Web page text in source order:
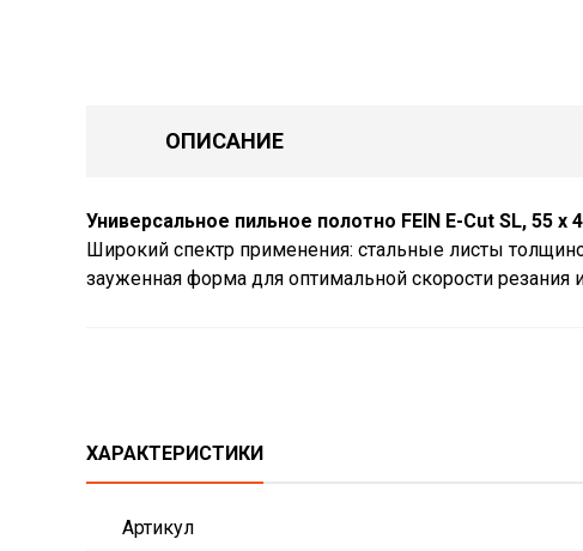
ОПИСАНИЕ
Универсальное пильное полотно FEIN E-Cut SL, 55 x
Широкий спектр применения: стальные листы
зауженная форма для оптимальной скорости резания
ХАРАКТЕРИСТИКИ
Артикул